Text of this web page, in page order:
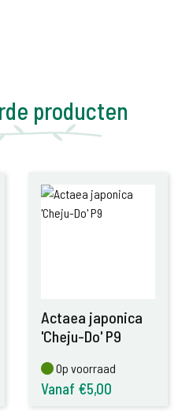
producten
Actaea japonica
'Cheju-Do' P9
Op voorraad
Op voorraad
Vanaf €5,00